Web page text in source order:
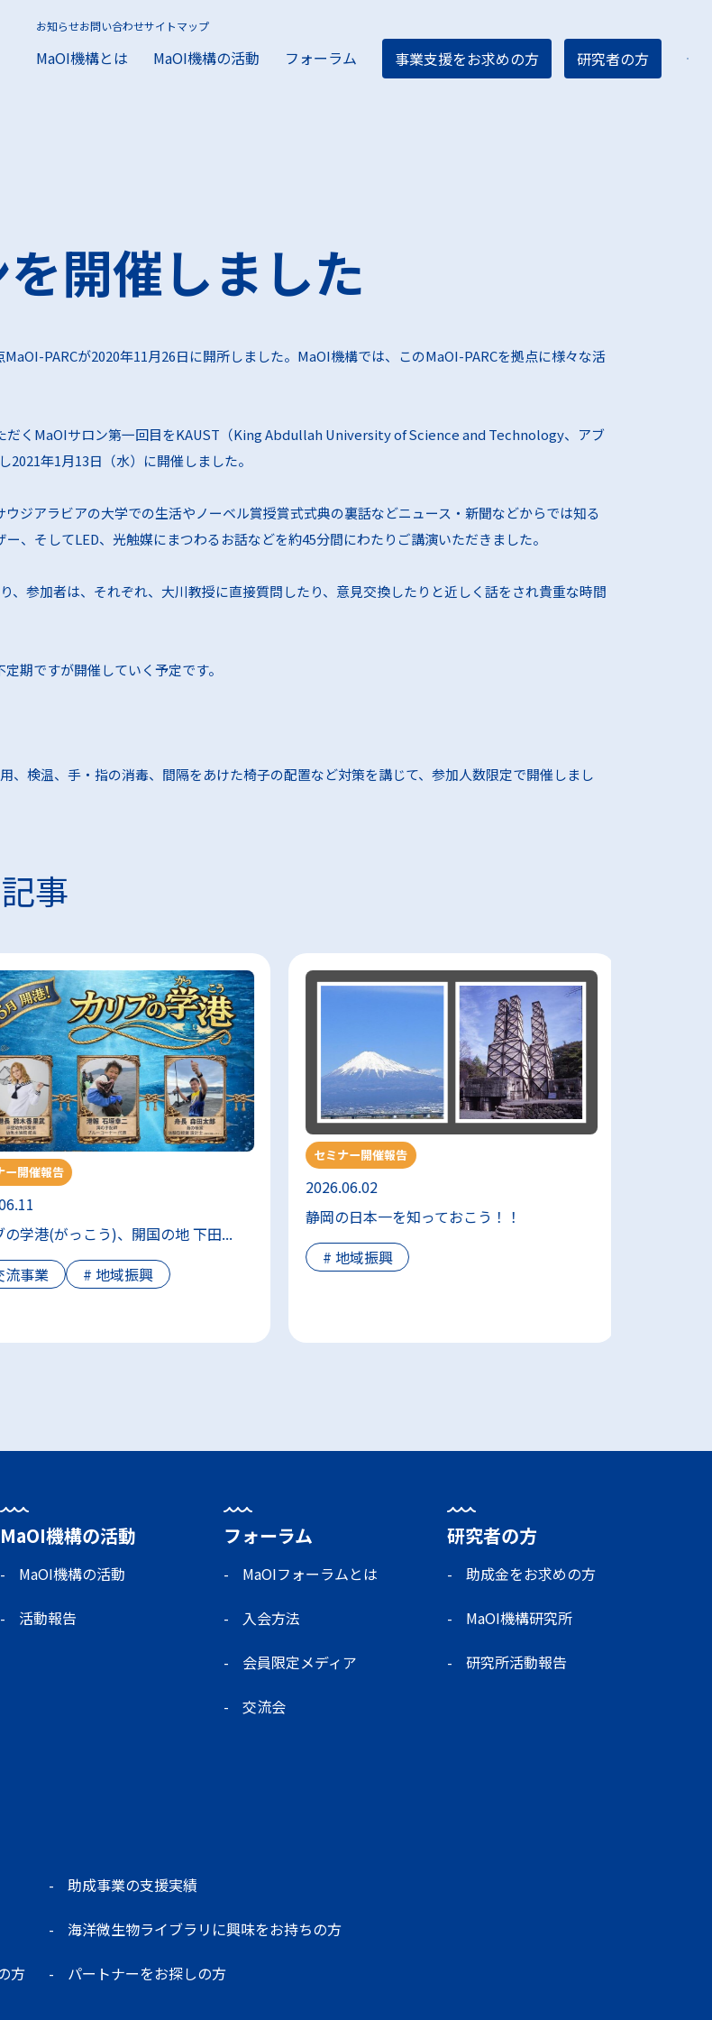
お知らせお問い合わせサイトマップ
MaOI機構とは MaOI機構の活動 フォーラム 事業支援をお求めの方 研究者の方
施設案内
海洋微生物ライブラリに
開催しました
PARCが2020年11月26日に開所しました。MaOI機構では、このMaOI-PARCを拠点に様々な活
だくMaOIサロン第一回目をKAUST（King Abdullah University of Science and Technology、アブ
年1月13日（水）に開催しました。
ジアラビアの大学での生活やノーベル賞授賞式式典の裏話などニュース・新聞などからでは知る
、そしてLED、光触媒にまつわるお話などを約45分間にわたりご講演いただきました。
参加者は、それぞれ、大川教授に直接質問したり、意見交換したりと近しく話をされ貴重な時間
期ですが開催していく予定です。
、検温、手・指の消毒、間隔をあけた椅子の配置など対策を講じて、参加人数限定で開催しまし
事
ー開催報告
の学港(がっこう)、開国の地 下田...
流事業 # 地域振興
セミナー開催報告
2026.06.02
静岡の日本一を知っておこう！！
# 地域振興
MaOI機構の活動
MaOI機構の活動
活動報告
フォーラム
MaOIフォーラムとは
入会方法
会員限定メディア
交流会
研究者の方
助成金をお求めの方
MaOI機構研究所
研究所活動報告
助成事業の支援実績
海洋微生物ライブラリに興味をお持ちの方
方 パートナーをお探しの方